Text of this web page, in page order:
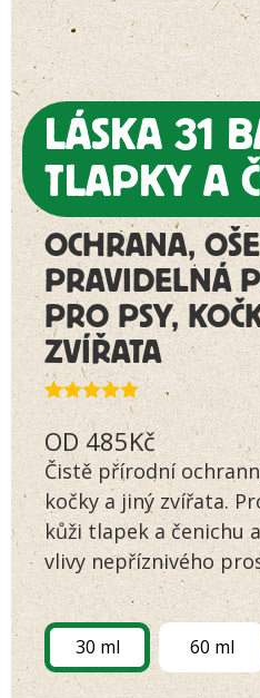
LÁSKA 31
TLAPKY A
OCHRANA,
PRAVIDELNÁ
PRO PSY,
ZVÍŘATA
4.87z 5 na
základě
hodnocení
zákazníků
OD 485Kč
Čistě přírodní
kočky a jiný zvířata.
kůži tlapek a čenichu
vlivy nepříznivého
30 ml 60 ml